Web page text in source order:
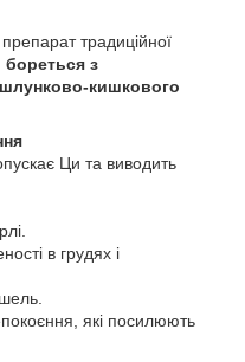
традиційної
з
кишкового
Ци та виводить
в грудях і
які посилюють